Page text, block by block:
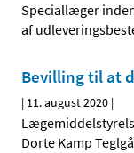
Speciallæger
af
Bevilling til at
| 11. august 2020 |
Dorte Kamp